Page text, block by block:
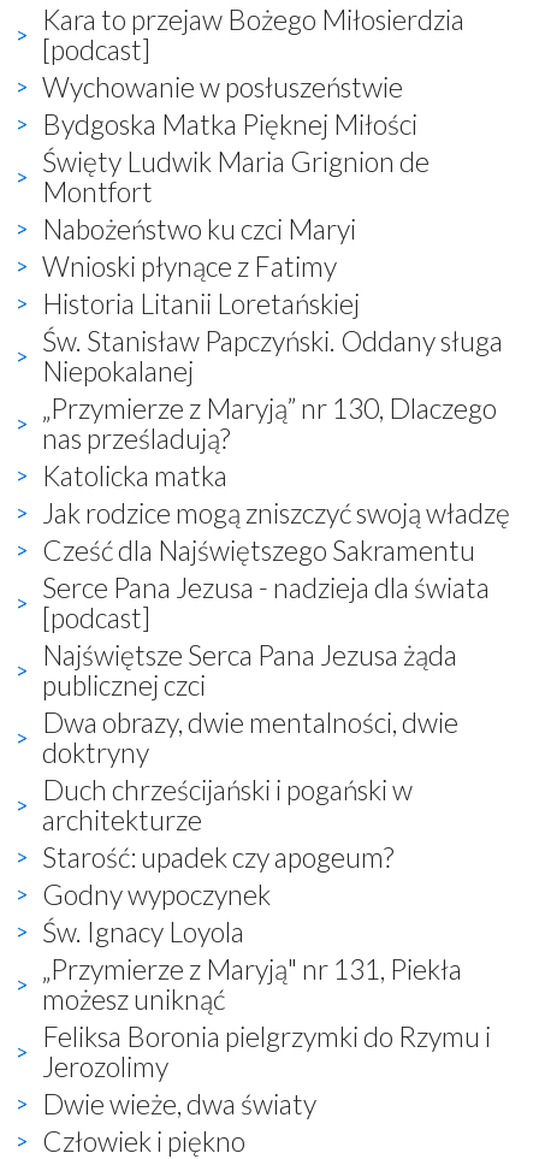
Kara to przejaw Bożego Miłosierdzia
[podcast]
Wychowanie w posłuszeństwie
Bydgoska Matka Pięknej Miłości
Święty Ludwik Maria Grignion de
Montfort
Nabożeństwo ku czci Maryi
Wnioski płynące z Fatimy
Historia Litanii Loretańskiej
Św. Stanisław Papczyński. Oddany sługa
Niepokalanej
„Przymierze z Maryją” nr 130, Dlaczego
nas prześladują?
Katolicka matka
Jak rodzice mogą zniszczyć swoją władzę
Cześć dla Najświętszego Sakramentu
Serce Pana Jezusa - nadzieja dla świata
[podcast]
Najświętsze Serca Pana Jezusa żąda
publicznej czci
Dwa obrazy, dwie mentalności, dwie
doktryny
Duch chrześcijański i pogański w
architekturze
Starość: upadek czy apogeum?
Godny wypoczynek
Św. Ignacy Loyola
„Przymierze z Maryją" nr 131, Piekła
możesz uniknąć
Feliksa Boronia pielgrzymki do Rzymu i
Jerozolimy
Dwie wieże, dwa światy
Człowiek i piękno